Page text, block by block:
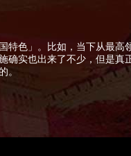
特色」。比如，当下从最高
确实也出来了不少，但是真
。